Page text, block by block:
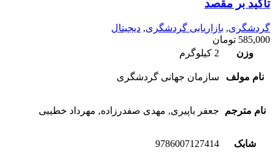
تأکید بر مقصد
گردشگری, بازاریابی گردشگری, دیجیتال
585,000 تومان
وزن
2 کیلوگرم
نام مولف سازمان جهانی گردشگری
نام مترجم جعفر باپیری, مهدی صفدرزاده, مهرداد خطیبی
شابک 9786007127414